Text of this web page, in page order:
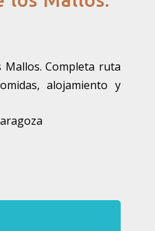
Completa ruta
alojamiento y